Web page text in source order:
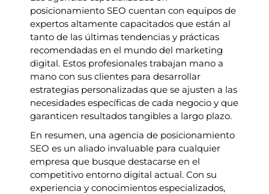
posicionamiento SEO cuentan con equipos de
expertos altamente capacitados que están al
tanto de las últimas tendencias y prácticas
recomendadas en el mundo del marketing
digital. Estos profesionales trabajan mano a
mano con sus clientes para desarrollar
estrategias personalizadas que se ajusten a las
necesidades específicas de cada negocio y que
garanticen resultados tangibles a largo plazo.
En resumen, una agencia de posicionamiento
SEO es un aliado invaluable para cualquier
empresa que busque destacarse en el
competitivo entorno digital actual. Con su
experiencia y conocimientos especializados,